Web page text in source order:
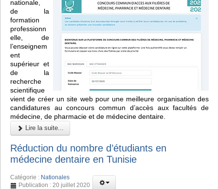
nationale,
de la
formation
professionn
elle, de
l’enseignem
ent
supérieur et
de la
recherche
scientifique
vient de créer un site web pour une meilleure organisation des
candidatures au concours commun d’accès aux facultés de
médecine, de pharmacie et de médecine dentaire.
Lire la suite...
Réduction du nombre d’étudiants en
médecine dentaire en Tunisie
Catégorie : Nationales
Publication : 20 juillet 2020